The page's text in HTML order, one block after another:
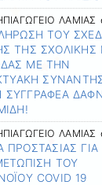
ΛΑΜΙΑΣ
ΤΟΥ
ΤΗΣ ΣΧΟΛΙΚΗΣ
ΜΕ ΤΗΝ
ΣΥΓΓΡΑΦΕΑ
ΛΑΜΙΑΣ
ΠΡΟΣΤΑΣΙΑΣ
ΤΟΥ
COVID 19